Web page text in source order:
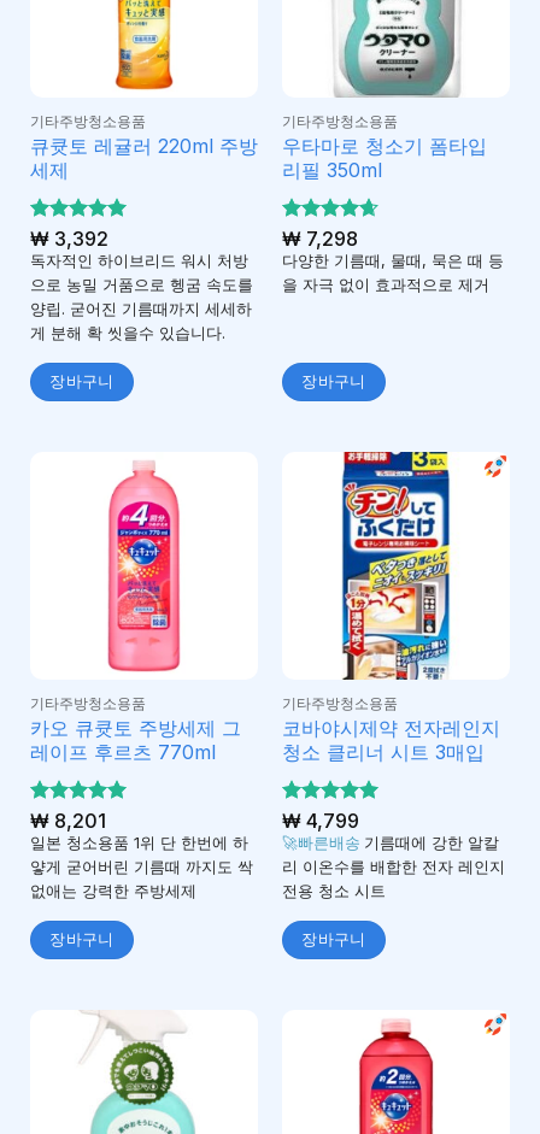
기타주방청소용품
큐큣토 레귤러 220ml 주방
세제
5 중에서
5로 평가
됨
₩3,392
독자적인 하이브리드 워시 처방
으로 농밀 거품으로 헹굼 속도를
양립. 굳어진 기름때까지 세세하
게 분해 확 씻을수 있습니다.
장바구니
기타주방청소용품
우타마로 청소기 폼타입
리필 350ml
5 중에서
4.67로 평
가됨
₩7,298
다양한 기름때, 물때, 묵은 때 등
을 자극 없이 효과적으로 제거
장바구니
기타주방청소용품
카오 큐큣토 주방세제 그
레이프 후르츠 770ml
5 중에서
5로 평가
됨
₩8,201
일본 청소용품 1위 단 한번에 하
얗게 굳어버린 기름때 까지도 싹
없애는 강력한 주방세제
장바구니
기타주방청소용품
코바야시제약 전자레인지
청소 클리너 시트 3매입
5 중에서
5로 평가
됨
₩4,799
🚀빠른배송 기름때에 강한 알칼
리 이온수를 배합한 전자 레인지
전용 청소 시트
장바구니